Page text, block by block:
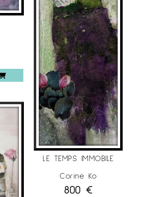
Gallery
LE TEMPS IMMOBILE
Corine Ko
800 €